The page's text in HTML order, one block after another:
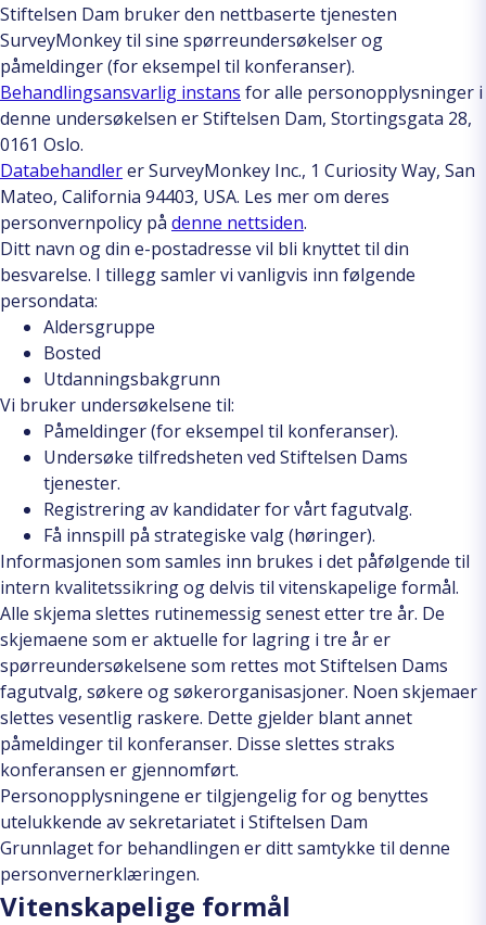
Stiftelsen Dam bruker den nettbaserte tjenesten
SurveyMonkey til sine spørreundersøkelser og
påmeldinger (for eksempel til konferanser).
Behandlingsansvarlig instans for alle personopplysninger i
denne undersøkelsen er Stiftelsen Dam, Stortingsgata 28,
0161 Oslo.
Databehandlerer SurveyMonkey Inc., 1 Curiosity Way, San
Mateo, California 94403, USA. Les mer om deres
personvernpolicy på denne nettsiden.
Ditt navn og din e-postadresse vil bli knyttet til din
besvarelse. I tillegg samler vi vanligvis inn følgende
persondata:
Aldersgruppe
Bosted
Utdanningsbakgrunn
Vi bruker undersøkelsene til:
Påmeldinger (for eksempel til konferanser).
Undersøke tilfredsheten ved Stiftelsen Dams
tjenester.
Registrering av kandidater for vårt fagutvalg.
Få innspill på strategiske valg (høringer).
Informasjonen som samles inn brukes i det påfølgende til
intern kvalitetssikring og delvis til vitenskapelige formål.
Alle skjema slettes rutinemessig senest etter tre år. De
skjemaene som er aktuelle for lagring i tre år er
spørreundersøkelsene som rettes mot Stiftelsen Dams
fagutvalg, søkere og søkerorganisasjoner. Noen skjemaer
slettes vesentlig raskere. Dette gjelder blant annet
påmeldinger til konferanser. Disse slettes straks
konferansen er gjennomført.
Personopplysningene er tilgjengelig for og benyttes
utelukkende av sekretariatet i Stiftelsen Dam
Grunnlaget for behandlingen er ditt samtykke til denne
personvernerklæringen.
Vitenskapelige formål